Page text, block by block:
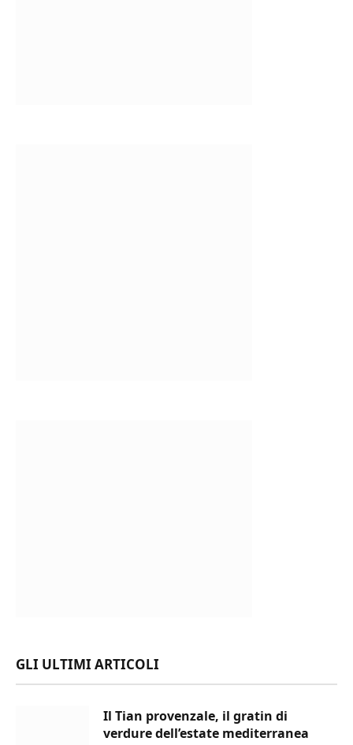
GLI ULTIMI ARTICOLI
Il Tian provenzale, il gratin di
verdure dell’estate mediterranea